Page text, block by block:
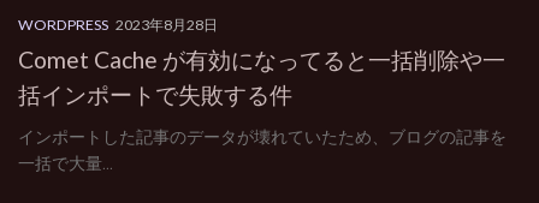
WORDPRESS 2023年8月28日
Comet Cache が有効になってると一括削除や一
括インポートで失敗する件
インポートした記事のデータが壊れていたため、ブログの記事を
一括で大量...